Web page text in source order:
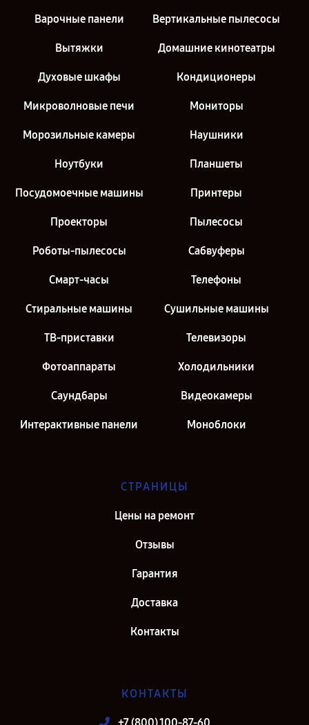
Варочные панели Вертикальные пылесосы
Вытяжки Домашние кинотеатры
Духовые шкафы Кондиционеры
Микроволновые печи Мониторы
Морозильные камеры Наушники
Ноутбуки Планшеты
Посудомоечные машины Принтеры
Проекторы Пылесосы
Роботы-пылесосы Сабвуферы
Смарт-часы Телефоны
Стиральные машины Сушильные машины
ТВ-приставки Телевизоры
Фотоаппараты Холодильники
Саундбары Видеокамеры
Интерактивные панели Моноблоки
СТРАНИЦЫ
Цены на ремонт
Отзывы
Гарантия
Доставка
Контакты
КОНТАКТЫ